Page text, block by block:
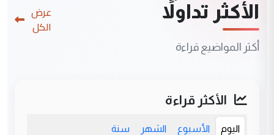
الأكثر تداولاً
أكثر المواضيع قراءة
عرض
الكل
الأكثر قراءة
اليوم الأسبوع الشهر سنة